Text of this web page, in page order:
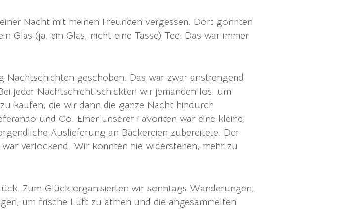
Nacht mit meinen Freunden vergessen. Dort gönnten
Glas (ja, ein Glas, nicht eine Tasse) Tee. Das war immer
geschoben. Das war zwar anstrengend
jeder Nachtschicht schickten wir jemanden los, um
kaufen, die wir dann die ganze Nacht hindurch
und Co. Einer unserer Favoriten war eine kleine,
Auslieferung an Bäckereien zubereitete. Der
verlockend. Wir konnten nie widerstehen, mehr zu
Zum Glück organisierten wir sonntags Wanderungen,
um frische Luft zu atmen und die angesammelten